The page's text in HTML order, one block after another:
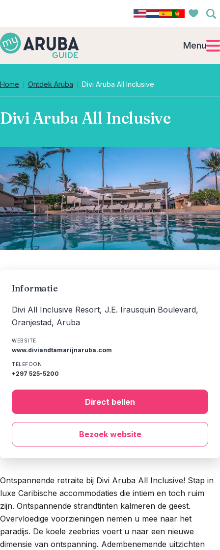
Menu
Home Ontdek Aruba Divi Aruba All Inclusive
Divi Aruba All Inclusive
Ontspannende retraite bij Divi Aruba All Inclusive! Stap in
luxe Caribische accommodaties die intiem en toch ruim
zijn. Ontspannende strandtinten kalmeren de geest.
Overvloedige voorzieningen nemen u mee naar het
paradijs. De koele zeebries voert u naar een nieuwe
dimensie van ontspanning. Adembenemende uitzichten
Informatie
Divi All Inclusive Resort, J.E. Irausquin Boulevard,
Oranjestad, Aruba
WEBSITE
www.diviandtamarijnaruba.com
TELEFOON
+297 525-5200
Direct bellen
Bezoek website